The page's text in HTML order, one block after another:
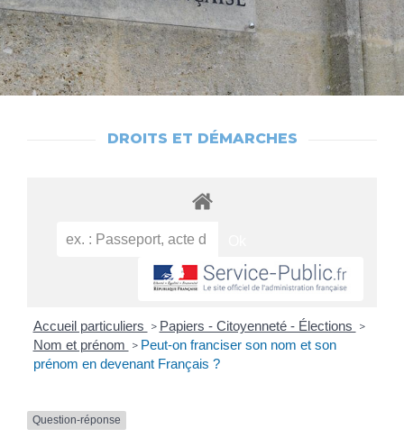
DROITS ET DÉMARCHES
Accueil particuliers > Papiers - Citoyenneté - Élections >
Nom et prénom > Peut-on franciser son nom et son
prénom en devenant Français ?
Question-réponse